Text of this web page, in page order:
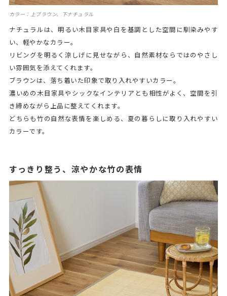
カラー：上ブラウン、下ナチュラル
ナチュラルは、明るい木目家具や白を基調とした空間に馴染みやす
い、軽やかなカラー。
リビングを明るく涼しげに見せながら、自然素材ならではのやさし
い雰囲気を添えてくれます。
ブラウンは、落ち着いた印象で取り入れやすいカラー。
濃いめの木目家具やシックなインテリアとも相性がよく、空間を引
き締めながら上品に整えてくれます。
どちらも竹の自然な表情を楽しめる、夏の暮らしに取り入れやすい
カラーです。
すっきり整う、涼やかな竹の表情